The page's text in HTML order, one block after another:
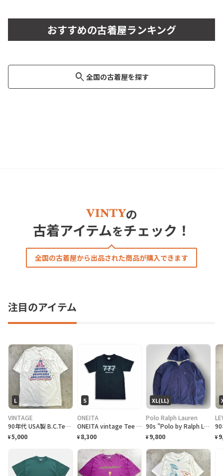
おすすめの古着屋ランキング
ン)
東京都・渋谷区
13保存・59投稿
cave古着屋
オンラインショップ
8保存・21投稿
チャッペルル
大阪府・中央区
pigsty アメ村店
大阪府・中央区
kroneko used store
東京都・世田谷区
6保存・10投稿
search 全国の古着屋を探す
の
古着アイテムをチェック！
全国の古着屋から出品された商品が購入できます
注目のアイテム
L
VINTAGE
90年代 USA製 B.C.Tee celebrate アートプリントTシャツ メンズL相当 古着 90s VINTAGE ヴィンテージ カナダ BC州 100周年記念 シングルステッチ 白色
¥5,000
S
ONEITA
ONEITA vintage Tee シングルステッチ Tシャツ BOEING ボーイング
¥ 8,300
XL(LL)
Polo Ralph Lauren
90s "Polo by Ralph Lauren" Reversible Hoodie Jacket ポロ ラルフローレン リバーシブル ジャケット[XL]
¥ 9,800 ¥